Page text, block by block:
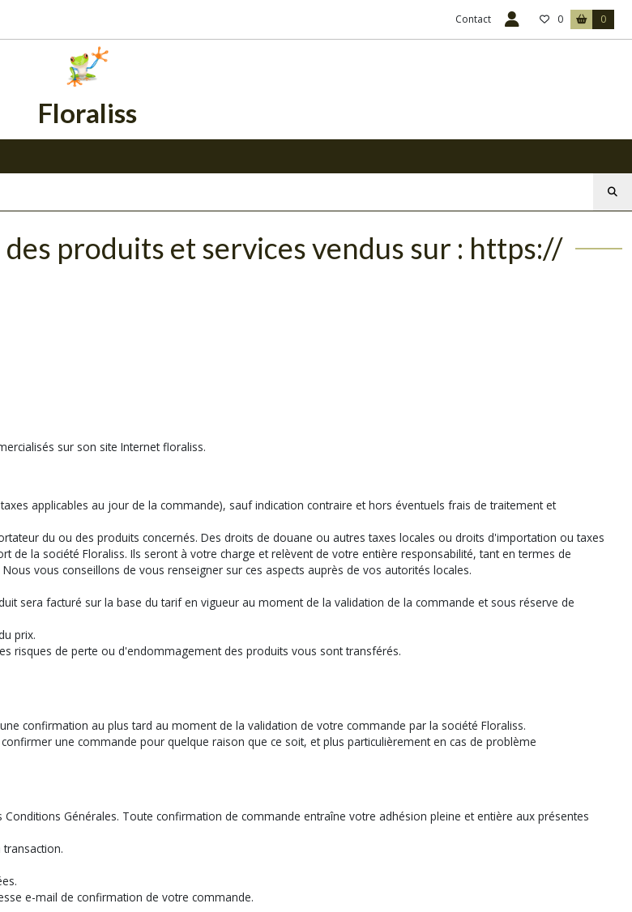
Contact 0 0
Floraliss
produits et services vendus sur : https://
sur son site Internet floraliss.
applicables au jour de la commande), sauf indication contraire et hors éventuels frais de traitement et
du ou des produits concernés. Des droits de douane ou autres taxes locales ou droits d'importation ou taxes
de la société Floraliss. Ils seront à votre charge et relèvent de votre entière responsabilité, tant en termes de
vous conseillons de vous renseigner sur ces aspects auprès de vos autorités locales.
sera facturé sur la base du tarif en vigueur au moment de la validation de la commande et sous réserve de
prix.
risques de perte ou d'endommagement des produits vous sont transférés.
confirmation au plus tard au moment de la validation de votre commande par la société Floraliss.
une commande pour quelque raison que ce soit, et plus particulièrement en cas de problème
Générales. Toute confirmation de commande entraîne votre adhésion pleine et entière aux présentes
e-mail de confirmation de votre commande.